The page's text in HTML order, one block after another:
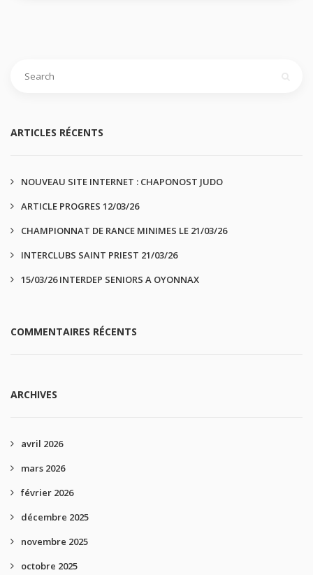
ARTICLES RÉCENTS
NOUVEAU SITE INTERNET : CHAPONOST JUDO
ARTICLE PROGRES 12/03/26
CHAMPIONNAT DE RANCE MINIMES LE 21/03/26
INTERCLUBS SAINT PRIEST 21/03/26
15/03/26 INTERDEP SENIORS A OYONNAX
COMMENTAIRES RÉCENTS
ARCHIVES
avril 2026
mars 2026
février 2026
décembre 2025
novembre 2025
octobre 2025